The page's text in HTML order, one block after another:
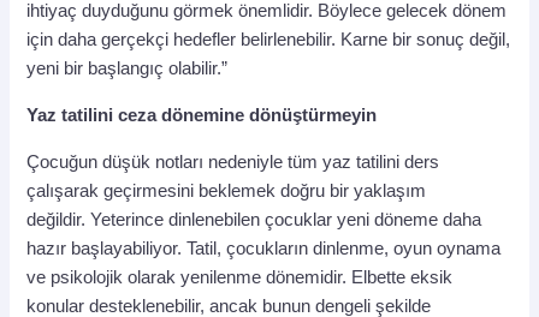
ihtiyaç duyduğunu görmek önemlidir. Böylece gelecek dönem
için daha gerçekçi hedefler belirlenebilir. Karne bir sonuç değil,
yeni bir başlangıç olabilir.”
Yaz tatilini ceza dönemine dönüştürmeyin
Çocuğun düşük notları nedeniyle tüm yaz tatilini ders
çalışarak geçirmesini beklemek doğru bir yaklaşım
değildir. Yeterince dinlenebilen çocuklar yeni döneme daha
hazır başlayabiliyor. Tatil, çocukların dinlenme, oyun oynama
ve psikolojik olarak yenilenme dönemidir. Elbette eksik
konular desteklenebilir, ancak bunun dengeli şekilde